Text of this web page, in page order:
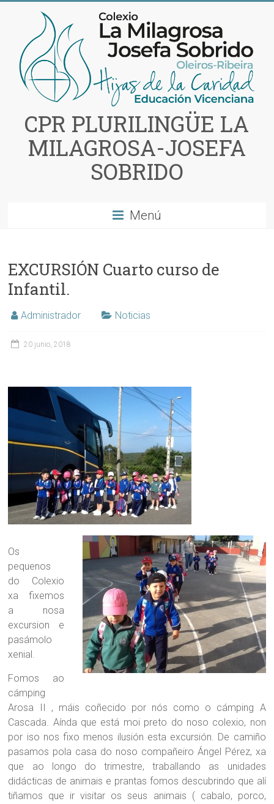
contenido
CPR PLURILINGÜE LA
MILAGROSA-JOSEFA
SOBRIDO
Menú
EXCURSIÓN Cuarto curso de
Infantil.
Administrador Noticias
20 junio, 2018
Os
pequenos
do Colexio
xa fixemos
a nosa
excursion e
pasámolo
xenial.
Fomos ao
cámping
Arosa II , máis coñecido por nós como o cámping A
Cascada. Aínda que está moi preto do noso colexio, non
por iso nos fixo menos ilusión esta excursión. De camiño
pasamos pola casa do noso compañeiro Ángel Pérez, xa
que ao longo do trimestre, traballando as unidades
didácticas de animais e prantas fomos descubrindo que alí
tiñamos que ir visitar os seus animais ( cabalo, porco,